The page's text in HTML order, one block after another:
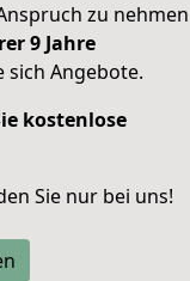
zu nehmen
9 Jahre
sich Angebote.
kostenlose
Sie nur bei uns!